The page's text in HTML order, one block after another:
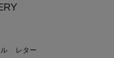
レター